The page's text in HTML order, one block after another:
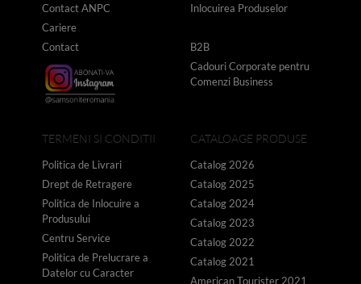
Contact ANPC
Cariere
Contact
Inlocuirea Produselor
B2B
Cadouri Corporate pentru
Comenzi Business
TERMENI SI CONDITII
Politica de Livrari
Drept de Retragere
Politica de Inlocuire a
Produsului
Centru Service
Politica de Prelucrare a
Datelor cu Caracter
CATALOAGE PRODUSE
Catalog 2026
Catalog 2025
Catalog 2024
Catalog 2023
Catalog 2022
Catalog 2021
American Tourister 2021